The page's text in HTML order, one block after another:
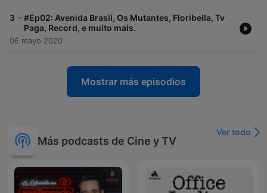
3 - #Ep02: Avenida Brasil, Os Mutantes, Floribella, Tv
Paga, Record, e muito mais.
06 mayo 2020
Mostrar más episodios
Más podcasts de Cine y TV
Ver todo